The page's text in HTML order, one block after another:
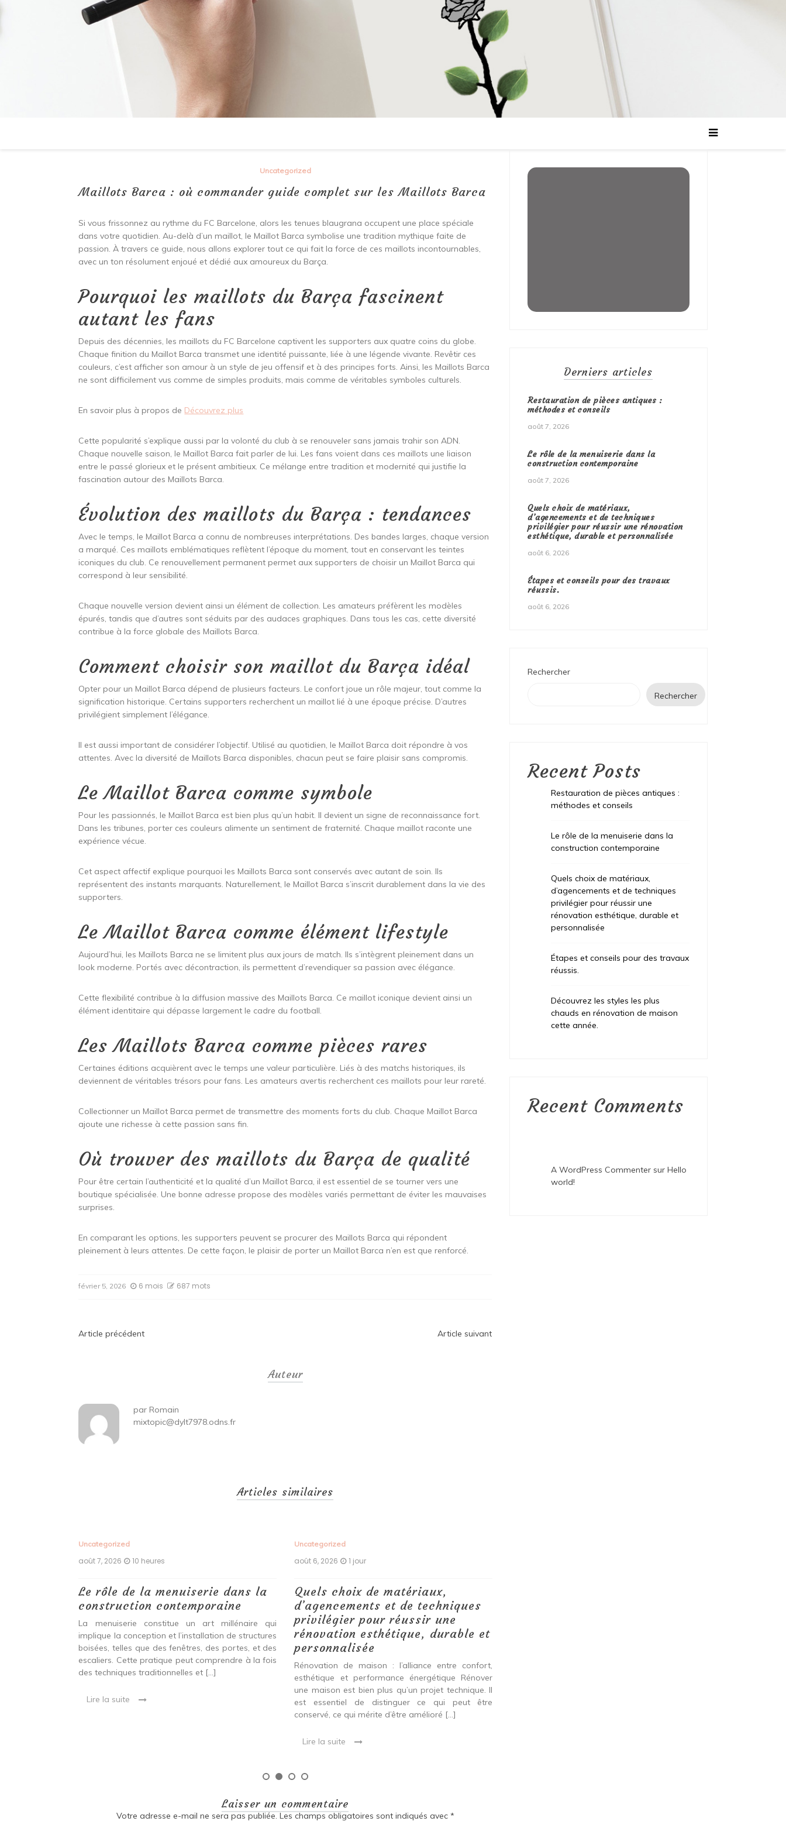
Uncategorized
Maillots Barca : où commander guide complet sur les Maillots Barca
Si vous frissonnez au rythme du FC Barcelone, alors les tenues blaugrana occupent une place spéciale
dans votre quotidien. Au-delà d’un maillot, le Maillot Barca symbolise une tradition mythique faite de
passion. À travers ce guide, nous allons explorer tout ce qui fait la force de ces maillots incontournables,
avec un ton résolument enjoué et dédié aux amoureux du Barça.
Pourquoi les maillots du Barça fascinent
autant les fans
Depuis des décennies, les maillots du FC Barcelone captivent les supporters aux quatre coins du globe.
Chaque finition du Maillot Barca transmet une identité puissante, liée à une légende vivante. Revêtir ces
couleurs, c’est afficher son amour à un style de jeu offensif et à des principes forts. Ainsi, les Maillots Barca
ne sont difficilement vus comme de simples produits, mais comme de véritables symboles culturels.
En savoir plus à propos de Découvrez plus
Cette popularité s’explique aussi par la volonté du club à se renouveler sans jamais trahir son ADN.
Chaque nouvelle saison, le Maillot Barca fait parler de lui. Les fans voient dans ces maillots une liaison
entre le passé glorieux et le présent ambitieux. Ce mélange entre tradition et modernité qui justifie la
fascination autour des Maillots Barca.
Évolution des maillots du Barça : tendances
Avec le temps, le Maillot Barca a connu de nombreuses interprétations. Des bandes larges, chaque version
a marqué. Ces maillots emblématiques reflètent l’époque du moment, tout en conservant les teintes
iconiques du club. Ce renouvellement permanent permet aux supporters de choisir un Maillot Barca qui
correspond à leur sensibilité.
Chaque nouvelle version devient ainsi un élément de collection. Les amateurs préfèrent les modèles
épurés, tandis que d’autres sont séduits par des audaces graphiques. Dans tous les cas, cette diversité
contribue à la force globale des Maillots Barca.
Comment choisir son maillot du Barça idéal
Opter pour un Maillot Barca dépend de plusieurs facteurs. Le confort joue un rôle majeur, tout comme la
signification historique. Certains supporters recherchent un maillot lié à une époque précise. D’autres
privilégient simplement l’élégance.
Il est aussi important de considérer l’objectif. Utilisé au quotidien, le Maillot Barca doit répondre à vos
attentes. Avec la diversité de Maillots Barca disponibles, chacun peut se faire plaisir sans compromis.
Le Maillot Barca comme symbole
Pour les passionnés, le Maillot Barca est bien plus qu’un habit. Il devient un signe de reconnaissance fort.
Dans les tribunes, porter ces couleurs alimente un sentiment de fraternité. Chaque maillot raconte une
expérience vécue.
Cet aspect affectif explique pourquoi les Maillots Barca sont conservés avec autant de soin. Ils
représentent des instants marquants. Naturellement, le Maillot Barca s’inscrit durablement dans la vie des
supporters.
Le Maillot Barca comme élément lifestyle
Aujourd’hui, les Maillots Barca ne se limitent plus aux jours de match. Ils s’intègrent pleinement dans un
look moderne. Portés avec décontraction, ils permettent d’revendiquer sa passion avec élégance.
Cette flexibilité contribue à la diffusion massive des Maillots Barca. Ce maillot iconique devient ainsi un
élément identitaire qui dépasse largement le cadre du football.
Les Maillots Barca comme pièces rares
Certaines éditions acquièrent avec le temps une valeur particulière. Liés à des matchs historiques, ils
deviennent de véritables trésors pour fans. Les amateurs avertis recherchent ces maillots pour leur rareté.
Collectionner un Maillot Barca permet de transmettre des moments forts du club. Chaque Maillot Barca
ajoute une richesse à cette passion sans fin.
Où trouver des maillots du Barça de qualité
Pour être certain l’authenticité et la qualité d’un Maillot Barca, il est essentiel de se tourner vers une
boutique spécialisée. Une bonne adresse propose des modèles variés permettant de éviter les mauvaises
surprises.
En comparant les options, les supporters peuvent se procurer des Maillots Barca qui répondent
pleinement à leurs attentes. De cette façon, le plaisir de porter un Maillot Barca n’en est que renforcé.
février 5, 2026 6 mois 687 mots
Navigation
Article précédent Article suivant
Auteur
par Romain
mixtopic@dylt7978.odns.fr
Articles similaires
Uncategorized
août 7, 2026 10 heures
Le rôle de la menuiserie dans la
construction contemporaine
La menuiserie constitue un art millénaire qui
implique la conception et l’installation de structures
boisées, telles que des fenêtres, des portes, et des
escaliers. Cette pratique peut comprendre à la fois
des techniques traditionnelles et […]
Lire la suite
Uncategorized
août 6, 2026 1 jour
Quels choix de matériaux,
d’agencements et de techniques
privilégier pour réussir une
rénovation esthétique, durable et
personnalisée
Rénovation de maison : l’alliance entre confort,
esthétique et performance énergétique Rénover
une maison est bien plus qu’un projet technique. Il
est essentiel de distinguer ce qui peut être
conservé, ce qui mérite d’être amélioré […]
Lire la suite
Laisser un commentaire
Votre adresse e-mail ne sera pas publiée. Les champs obligatoires sont indiqués avec *
Derniers articles
Restauration de pièces antiques :
méthodes et conseils
août 7, 2026
Le rôle de la menuiserie dans la
construction contemporaine
août 7, 2026
Quels choix de matériaux,
d’agencements et de techniques
privilégier pour réussir une rénovation
esthétique, durable et personnalisée
août 6, 2026
Étapes et conseils pour des travaux
réussis.
août 6, 2026
Rechercher
Rechercher
Recent Posts
Restauration de pièces antiques :
méthodes et conseils
Le rôle de la menuiserie dans la
construction contemporaine
Quels choix de matériaux,
d’agencements et de techniques
privilégier pour réussir une
rénovation esthétique, durable et
personnalisée
Étapes et conseils pour des travaux
réussis.
Découvrez les styles les plus
chauds en rénovation de maison
cette année.
Recent Comments
A WordPress Commenter surHello
world!